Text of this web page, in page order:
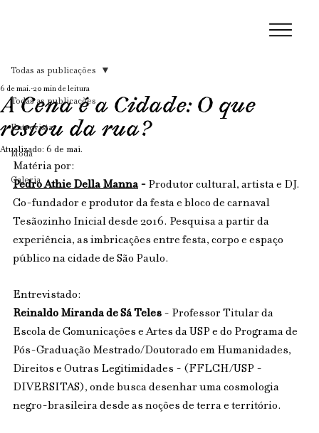
Todas as publicações
Entrevista
Moda
Galeria
Todas as publicações
A Cena é a Cidade: O que
restou da rua?
6 de mai. 20 min de leitura
Atualizado: 6 de mai.
Matéria por:
Pedro Athie Della Manna - Produtor cultural, artista e DJ.
Co-fundador e produtor da festa e bloco de carnaval
Tesãozinho Inicial desde 2016. Pesquisa a partir da
experiência, as imbricações entre festa, corpo e espaço
público na cidade de São Paulo.
Entrevistado:
Reinaldo Miranda de Sá Teles - Professor Titular da
Escola de Comunicações e Artes da USP e do Programa de
Pós-Graduação Mestrado/Doutorado em Humanidades,
Direitos e Outras Legitimidades - (FFLCH/USP -
DIVERSITAS), onde busca desenhar uma cosmologia
negro-brasileira desde as noções de terra e território.